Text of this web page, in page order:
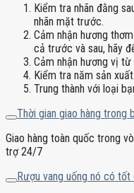
Kiểm tra nhãn đằng
nhãn mặt trước.
Cảm nhận hương
cả trước và sau, hãy
Cảm nhận hương vị từ
Kiểm tra năm sản xuất.
Trung thành với loại
Thời gian giao hàng trong
Giao hàng toàn quốc trong
trợ 24/7
Rượu vang uống nó có